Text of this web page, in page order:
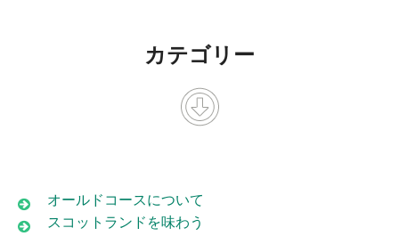
カテゴリー
オールドコースについて
スコットランドを味わう